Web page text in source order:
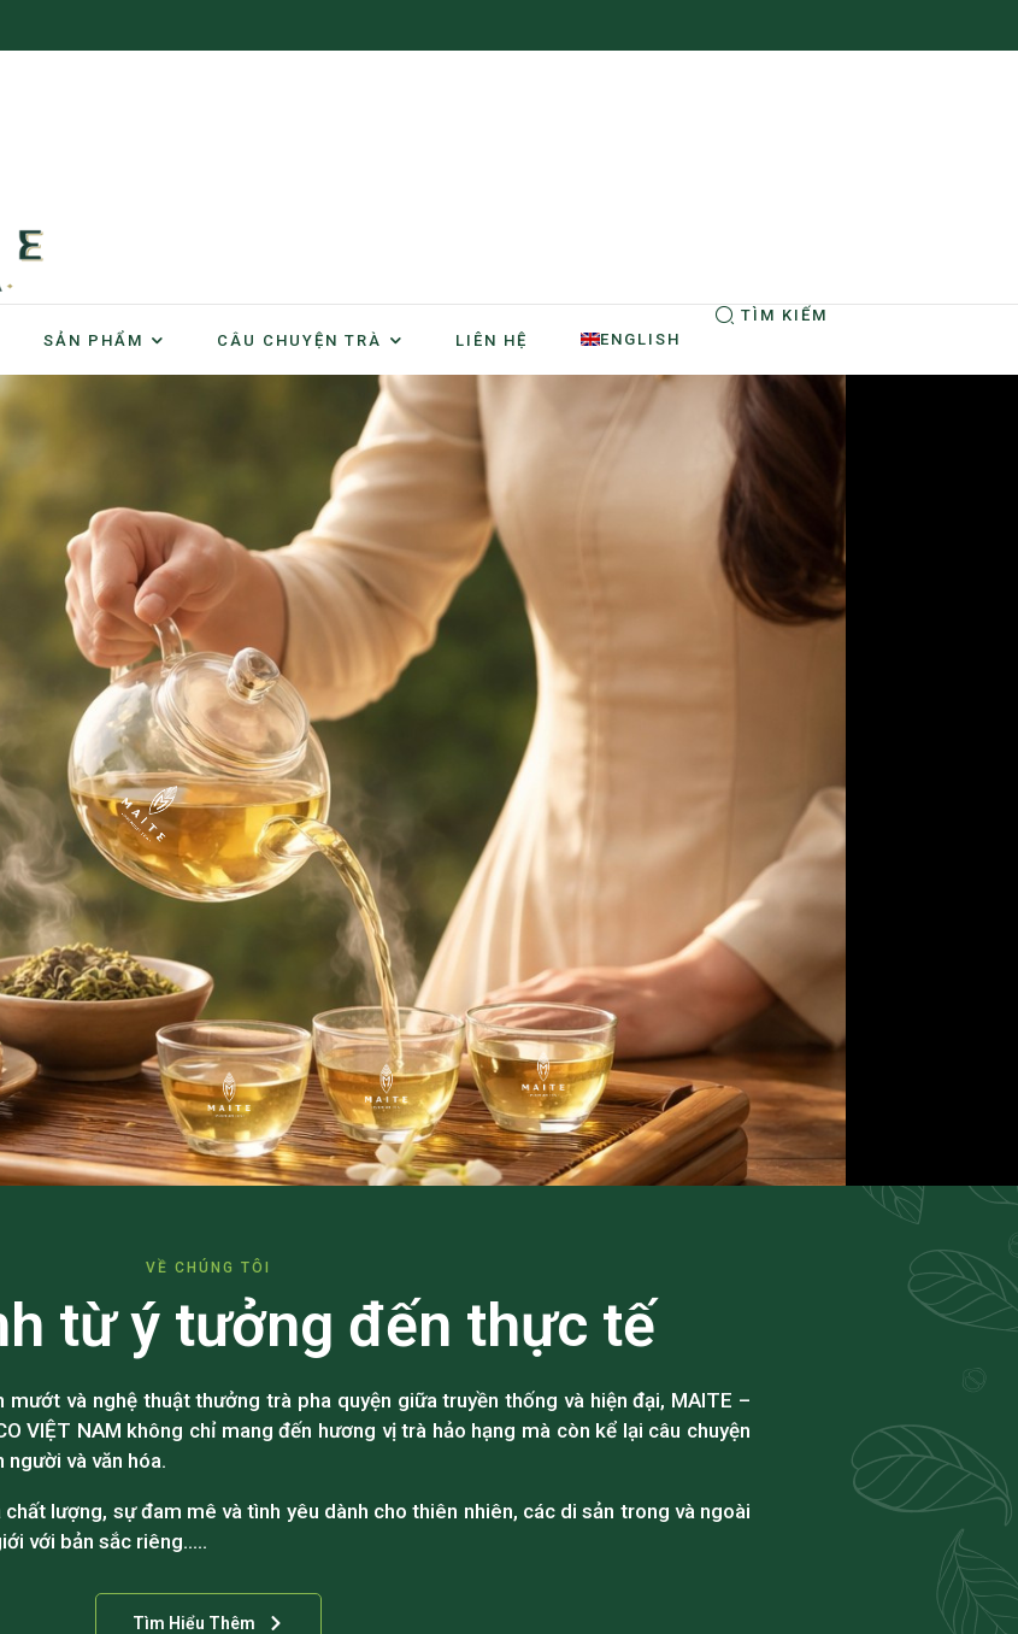
SẢN PHẨM CÂU CHUYỆN TRÀ LIÊN HỆ ENGLISH
TÌM KIẾM
VỀ CHÚNG TÔI
từ ý tưởng đến thực tế
và nghệ thuật thưởng trà pha quyện giữa truyền thống và hiện đại, MAITE –
VIỆT NAM không chỉ mang đến hương vị trà hảo hạng mà còn kể lại câu chuyện
người và văn hóa.
lượng, sự đam mê và tình yêu dành cho thiên nhiên, các di sản trong và ngoài
với bản sắc riêng…..
Tìm Hiểu Thêm